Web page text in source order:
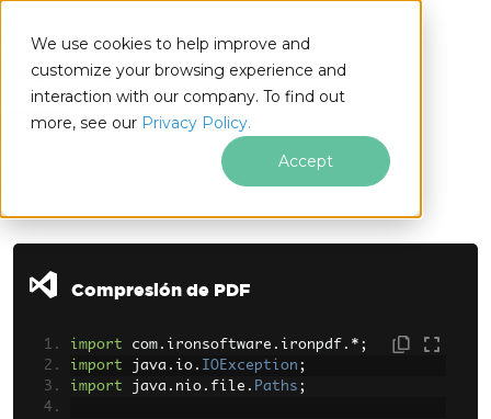
We use cookies to help improve and
customize your browsing experience and
interaction with our company. To find out
more, see our Privacy Policy.
Accept
Java
Saltar al pie de página
Compresión de PDF
import com . ironsoftware . ironpdf .*;
import java . io . IOException ;
import java . nio . file . Paths ;